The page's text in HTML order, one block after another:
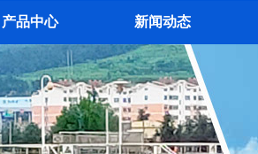
产品中心 新闻动态